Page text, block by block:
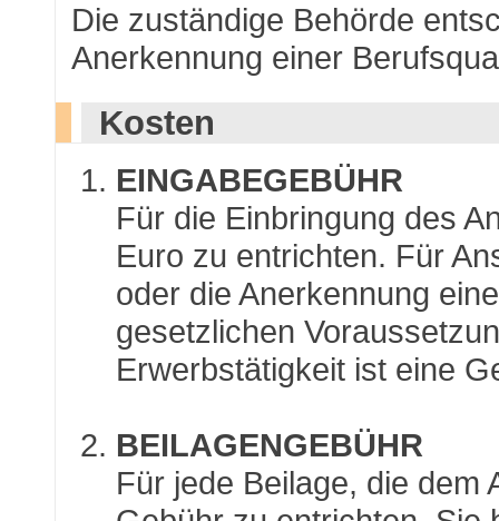
Die zuständige Behörde
Anerkennung einer
Kosten
EINGABEGEBÜHR
Für die Einbringung des
Euro zu entrichten. Für
oder die Anerkennung
gesetzlichen
Erwerbstätigkeit ist eine
BEILAGENGEBÜHR
Für jede Beilage, die dem